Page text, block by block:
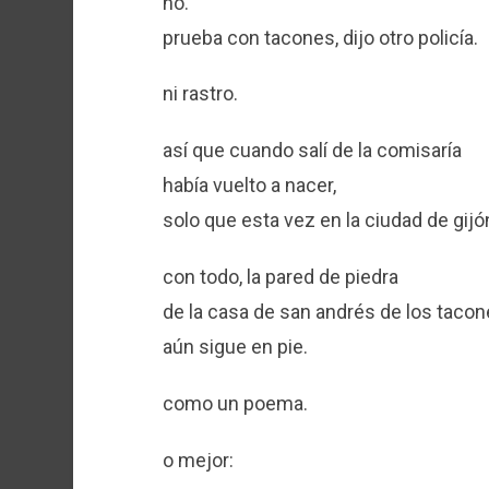
prueba con tacones, dijo otro policía.
ni rastro.
así que cuando salí de la comisaría
había vuelto a nacer,
solo que esta vez en la ciudad de
con todo, la pared de piedra
de la casa de san andrés de los
aún sigue en pie.
como un poema.
o mejor: